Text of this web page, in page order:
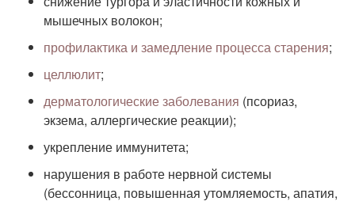
мышечных волокон;
профилактика и замедление процесса старения;
целлюлит;
дерматологические заболевания (псориаз,
экзема, аллергические реакции);
укрепление иммунитета;
нарушения в работе нервной системы
(бессонница, повышенная утомляемость, апатия,